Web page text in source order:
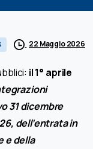
22 Maggio 2026
il 1° aprile
31 dicembre
dell’entrata in
e della